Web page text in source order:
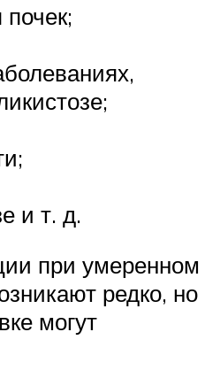
и т. д.
при умеренном
редко, но
могут